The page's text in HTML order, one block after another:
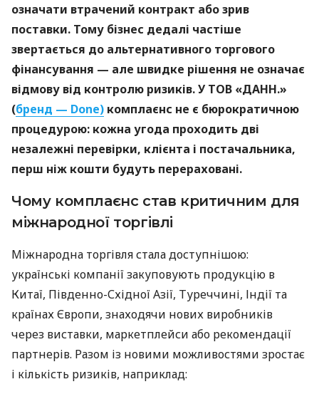
означати втрачений контракт або зрив
поставки. Тому бізнес дедалі частіше
звертається до альтернативного торгового
фінансування — але швидке рішення не означає
відмову від контролю ризиків. У ТОВ «ДАНН.»
(бренд — Done) комплаєнс не є бюрократичною
процедурою: кожна угода проходить дві
незалежні перевірки, клієнта і постачальника,
перш ніж кошти будуть перераховані.
Чому комплаєнс став критичним для
міжнародної торгівлі
Міжнародна торгівля стала доступнішою:
українські компанії закуповують продукцію в
Китаї, Південно-Східної Азії, Туреччині, Індії та
країнах Європи, знаходячи нових виробників
через виставки, маркетплейси або рекомендації
партнерів. Разом із новими можливостями зростає
і кількість ризиків, наприклад: